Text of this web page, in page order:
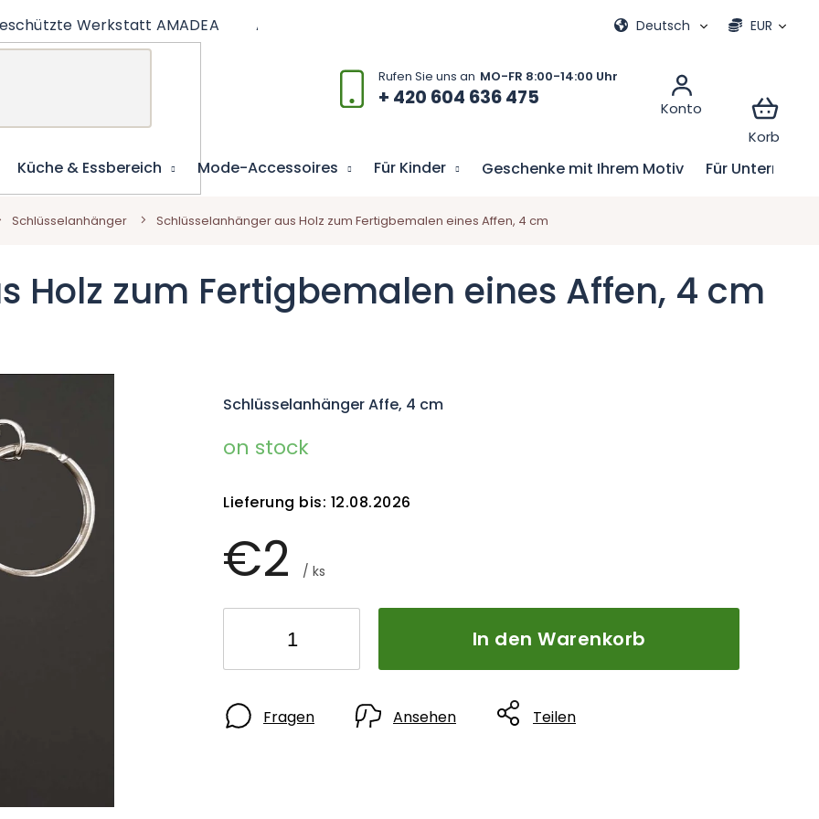
+ 420 604 636 475
Werkstatt AMADEA Artikel EUR
Deutsch
Küche & Essbereich Mode-Accessoires Für Kinder Geschenke mit Ihrem Motiv Für
Schlüsselanhänger Schlüsselanhänger aus Holz zum Fertigbemalen eines Affen, 4 cm
Holz zum Fertigbemalen eines Affen, 4 cm
€2 / ks
on stock
Lieferung bis: 12.08.2026
In den Warenkorb
Schlüsselanhänger Affe, 4 cm
Fragen Ansehen Teilen